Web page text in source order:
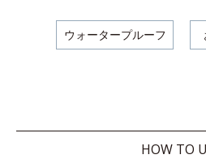
ウォータープルーフ
HOW TO